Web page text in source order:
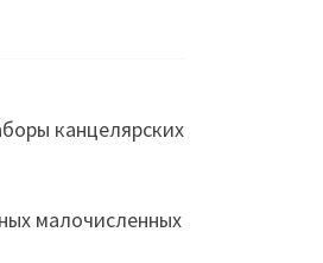
канцелярских
малочисленных